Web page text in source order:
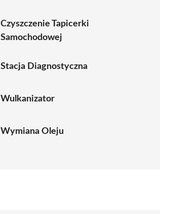
Czyszczenie Tapicerki
Samochodowej
Stacja Diagnostyczna
Wulkanizator
Wymiana Oleju